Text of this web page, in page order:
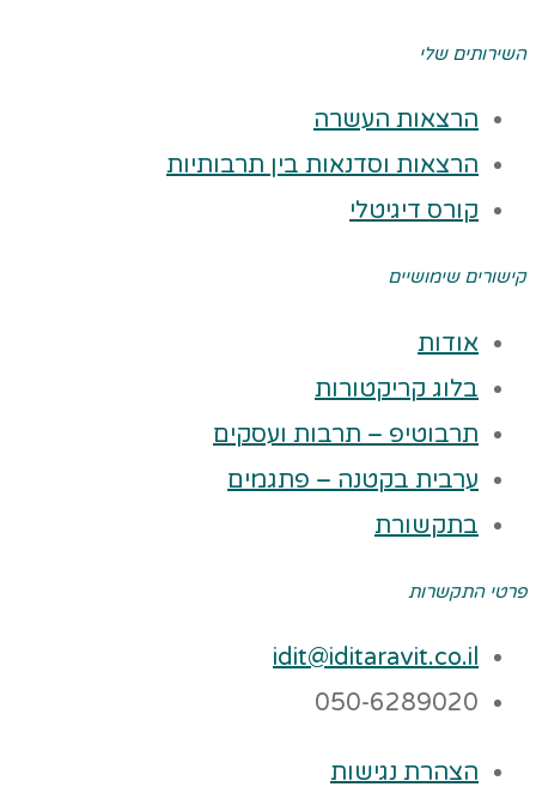
השירותים שלי
הרצאות העשרה
הרצאות וסדנאות בין תרבותיות
קורס דיגיטלי
קישורים שימושיים
אודות
בלוג קריקטורות
תרבוטיפ – תרבות ועסקים
ערבית בקטנה – פתגמים
בתקשורת
פרטי התקשרות
idit@iditaravit.co.il
050-6289020
הצהרת נגישות